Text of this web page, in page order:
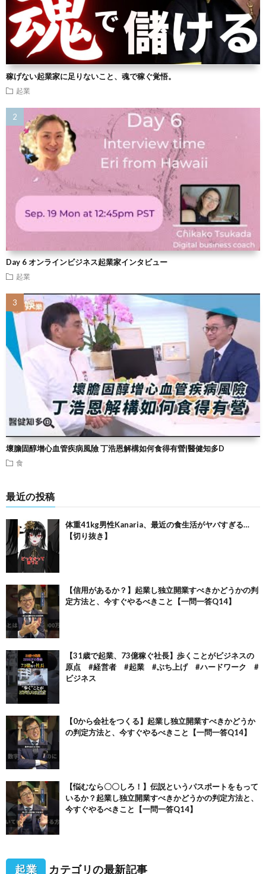
稼げない起業家に足りないこと、魂で稼ぐ覚悟。
起業
Day 6 オンラインビジネス起業家インタビュー
起業
壞膽固醇增心血管疾病風險 丁浩恩解構如何食得有營|醫健知多D
食
最近の投稿
体重41kg男性Kanaria、最近の食生活がヤバすぎる…
【切り抜き】
【信用があるか？】起業し独立開業すべきかどうかの判
定方法と、今すぐやるべきこと【一問一答Q14】
【31歳で起業、73億稼ぐ社長】歩くことがビジネスの
原点 #経営者 #起業 #ぶち上げ #ハードワーク #
ビジネス
【0から会社をつくる】起業し独立開業すべきかどうか
の判定方法と、今すぐやるべきこと【一問一答Q14】
【悩むなら〇〇しろ！】伝説というパスポートをもって
いるか？起業し独立開業すべきかどうかの判定方法と、
今すぐやるべきこと【一問一答Q14】
起業 カテゴリの最新記事